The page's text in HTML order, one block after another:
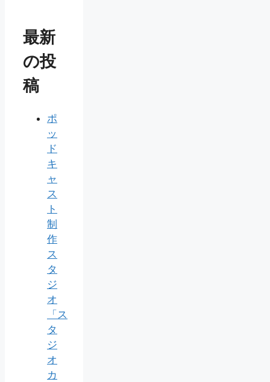
最新
の投
稿
ポ
ッ
ド
キ
ャ
ス
ト
制
作
ス
タ
ジ
オ
「ス
タ
ジ
オ
カ